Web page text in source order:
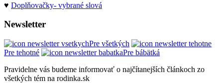
♥ Doplňovačky- vybrané slová
Newsletter
Pre všetkých
Pre tehotné
Pre bábätká
Pravidelne vás budeme informovať o najčítanejších článkoch zo
všetkých tém na rodinka.sk